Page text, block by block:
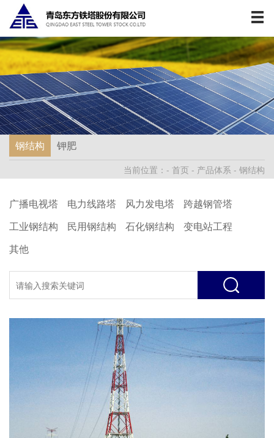
首页
关于我们
产品体系
工程案例
新闻资讯
投资者关系
钢结构 钾肥
当前位置：- 首页 - 产品体系 - 钢结构
广播电视塔 电力线路塔 风力发电塔
跨越钢管塔
工业钢结构
民用钢结构 石化钢结构
变电站工程
其他